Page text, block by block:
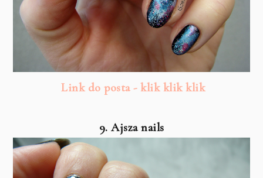
Link do posta - klik klik klik
9. Ajsza nails